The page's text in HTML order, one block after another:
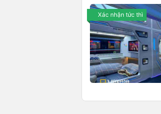
Xác nhận tức thì